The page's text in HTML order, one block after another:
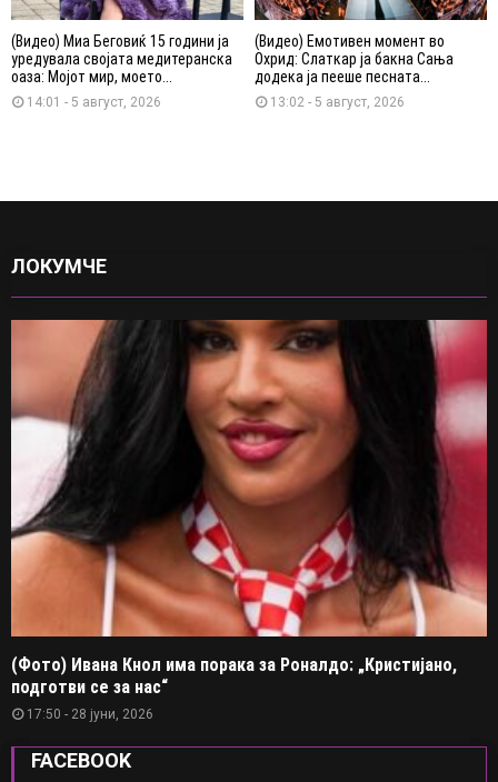
(Видео) Миа Беговиќ 15 години ја
уредувала својата медитеранска
оаза: Мојот мир, моето...
14:01 - 5 август, 2026
(Видео) Емотивен момент во
Охрид: Слаткар ја бакна Сања
додека ја пееше песната...
13:02 - 5 август, 2026
ЛОКУМЧЕ
(Фото) Ивана Кнол има порака за Роналдо: „Кристијано,
подготви се за нас“
17:50 - 28 јуни, 2026
FACEBOOK